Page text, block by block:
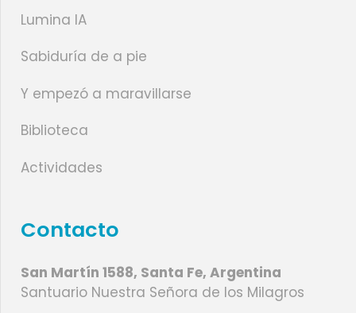
Lumina IA
Sabiduría de a pie
Y empezó a maravillarse
Biblioteca
Actividades
Contacto
San Martín 1588, Santa Fe, Argentina
Santuario Nuestra Señora de los Milagros